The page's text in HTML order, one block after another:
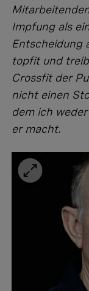
Impfung als
Entscheidung
topfit und
Crossfit der
nicht einen
dem ich
er macht.